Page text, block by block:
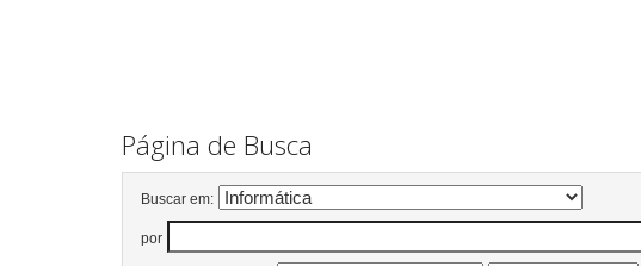
Página de Busca
Buscar em:
por